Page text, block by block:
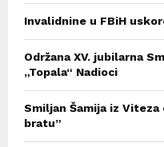
Invalidnine u FBiH
Održana XV. jubilarna
„Topala“ Nadioci
Smiljan Šamija iz
bratu”